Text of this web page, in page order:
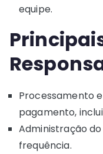
equipe.
Processamento
pagamento,
Administração
frequência.